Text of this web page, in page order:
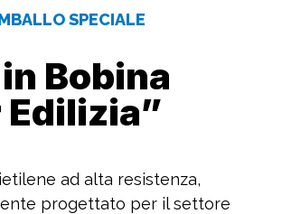
SPECIALE
Bobina
Edilizia”
ad alta resistenza,
progettato per il settore